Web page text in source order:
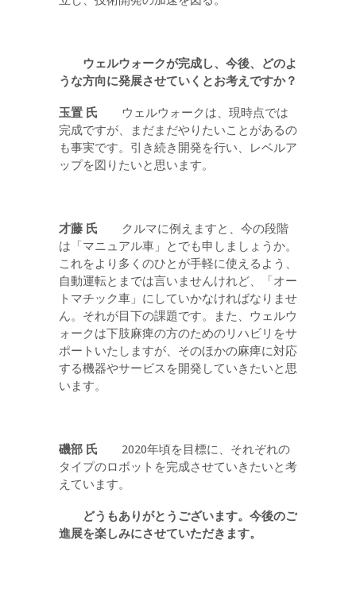
ウェルウォークが完成し、今後、どのよ
うな方向に発展させていくとお考えですか？
玉置 氏 ウェルウォークは、現時点では
完成ですが、まだまだやりたいことがあるの
も事実です。引き続き開発を行い、レベルア
ップを図りたいと思います。
才藤 氏 クルマに例えますと、今の段階
は「マニュアル車」とでも申しましょうか。
これをより多くのひとが手軽に使えるよう、
自動運転とまでは言いませんけれど、「オー
トマチック車」にしていかなければなりませ
ん。それが目下の課題です。また、ウェルウ
ォークは下肢麻痺の方のためのリハビリをサ
ポートいたしますが、そのほかの麻痺に対応
する機器やサービスを開発していきたいと思
います。
磯部 氏 2020年頃を目標に、それぞれの
タイプのロボットを完成させていきたいと考
えています。
どうもありがとうございます。今後のご
進展を楽しみにさせていただきます。